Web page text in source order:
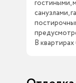
гостиными,
санузлами,
В